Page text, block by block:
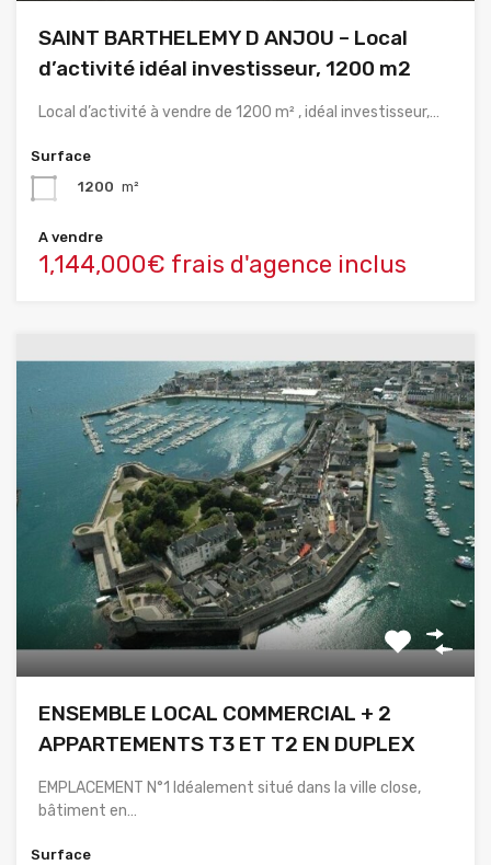
SAINT BARTHELEMY D ANJOU – Local
d’activité idéal investisseur, 1200 m2
Local d’activité à vendre de 1200 m² , idéal investisseur,…
Surface
1200 m²
A vendre
1,144,000€ frais d'agence inclus
ENSEMBLE LOCAL COMMERCIAL + 2
APPARTEMENTS T3 ET T2 EN DUPLEX
EMPLACEMENT N°1 Idéalement situé dans la ville close,
bâtiment en…
Surface